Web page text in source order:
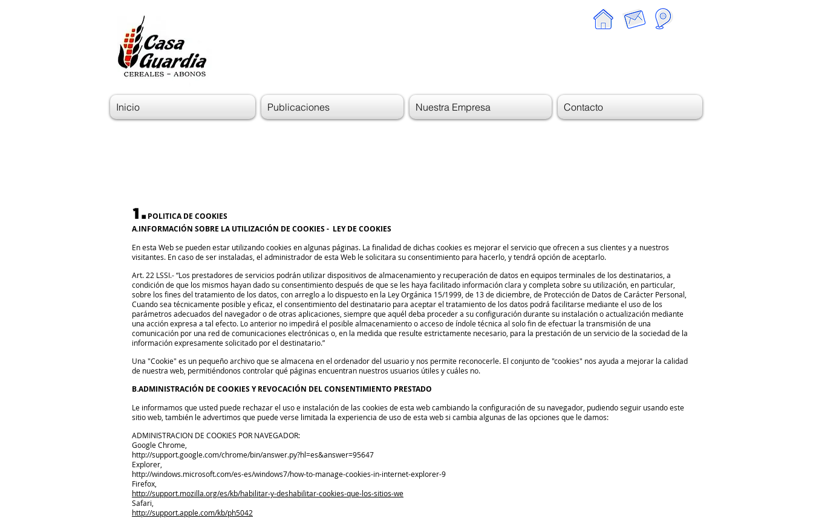
Inicio Publicaciones Nuestra Empresa Contacto
1. POLITICA DE COOKIES
A.INFORMACIÓN SOBRE LA UTILIZACIÓN DE COOKIES - LEY DE COOKIES
En esta Web se pueden estar utilizando cookies en algunas páginas. La finalidad de dichas cookies es mejorar el servicio que ofrecen a sus clientes y a nuestros
visitantes. En caso de ser instaladas, el administrador de esta Web le solicitara su consentimiento para hacerlo, y tendrá opción de aceptarlo.
Art. 22 LSSI.- “Los prestadores de servicios podrán utilizar dispositivos de almacenamiento y recuperación de datos en equipos terminales de los destinatarios, a
condición de que los mismos hayan dado su consentimiento después de que se les haya facilitado información clara y completa sobre su utilización, en particular,
sobre los fines del tratamiento de los datos, con arreglo a lo dispuesto en la Ley Orgánica 15/1999, de 13 de diciembre, de Protección de Datos de Carácter Personal,
Cuando sea técnicamente posible y eficaz, el consentimiento del destinatario para aceptar el tratamiento de los datos podrá facilitarse mediante el uso de los
parámetros adecuados del navegador o de otras aplicaciones, siempre que aquél deba proceder a su configuración durante su instalación o actualización mediante
una acción expresa a tal efecto. Lo anterior no impedirá el posible almacenamiento o acceso de índole técnica al solo fin de efectuar la transmisión de una
comunicación por una red de comunicaciones electrónicas o, en la medida que resulte estrictamente necesario, para la prestación de un servicio de la sociedad de la
información expresamente solicitado por el destinatario.”
Una "Cookie" es un pequeño archivo que se almacena en el ordenador del usuario y nos permite reconocerle. El conjunto de "cookies" nos ayuda a mejorar la calidad
de nuestra web, permitiéndonos controlar qué páginas encuentran nuestros usuarios útiles y cuáles no.
B.ADMINISTRACIÓN DE COOKIES Y REVOCACIÓN DEL CONSENTIMIENTO PRESTADO
Le informamos que usted puede rechazar el uso e instalación de las cookies de esta web cambiando la configuración de su navegador, pudiendo seguir usando este
sitio web, también le advertimos que puede verse limitada la experiencia de uso de esta web si cambia algunas de las opciones que le damos:
ADMINISTRACION DE COOKIES POR NAVEGADOR:
Google Chrome,
http://support.google.com/chrome/bin/answer.py?hl=es&answer=95647
Explorer,
http://windows.microsoft.com/es-es/windows7/how-to-manage-cookies-in-internet-explorer-9
Firefox,
http://support.mozilla.org/es/kb/habilitar-y-deshabilitar-cookies-que-los-sitios-we
Safari,
http://support.apple.com/kb/ph5042